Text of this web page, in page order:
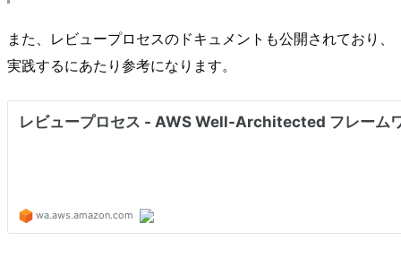
また、レビュープロセスのドキュメントも公開されており、
実践するにあたり参考になります。